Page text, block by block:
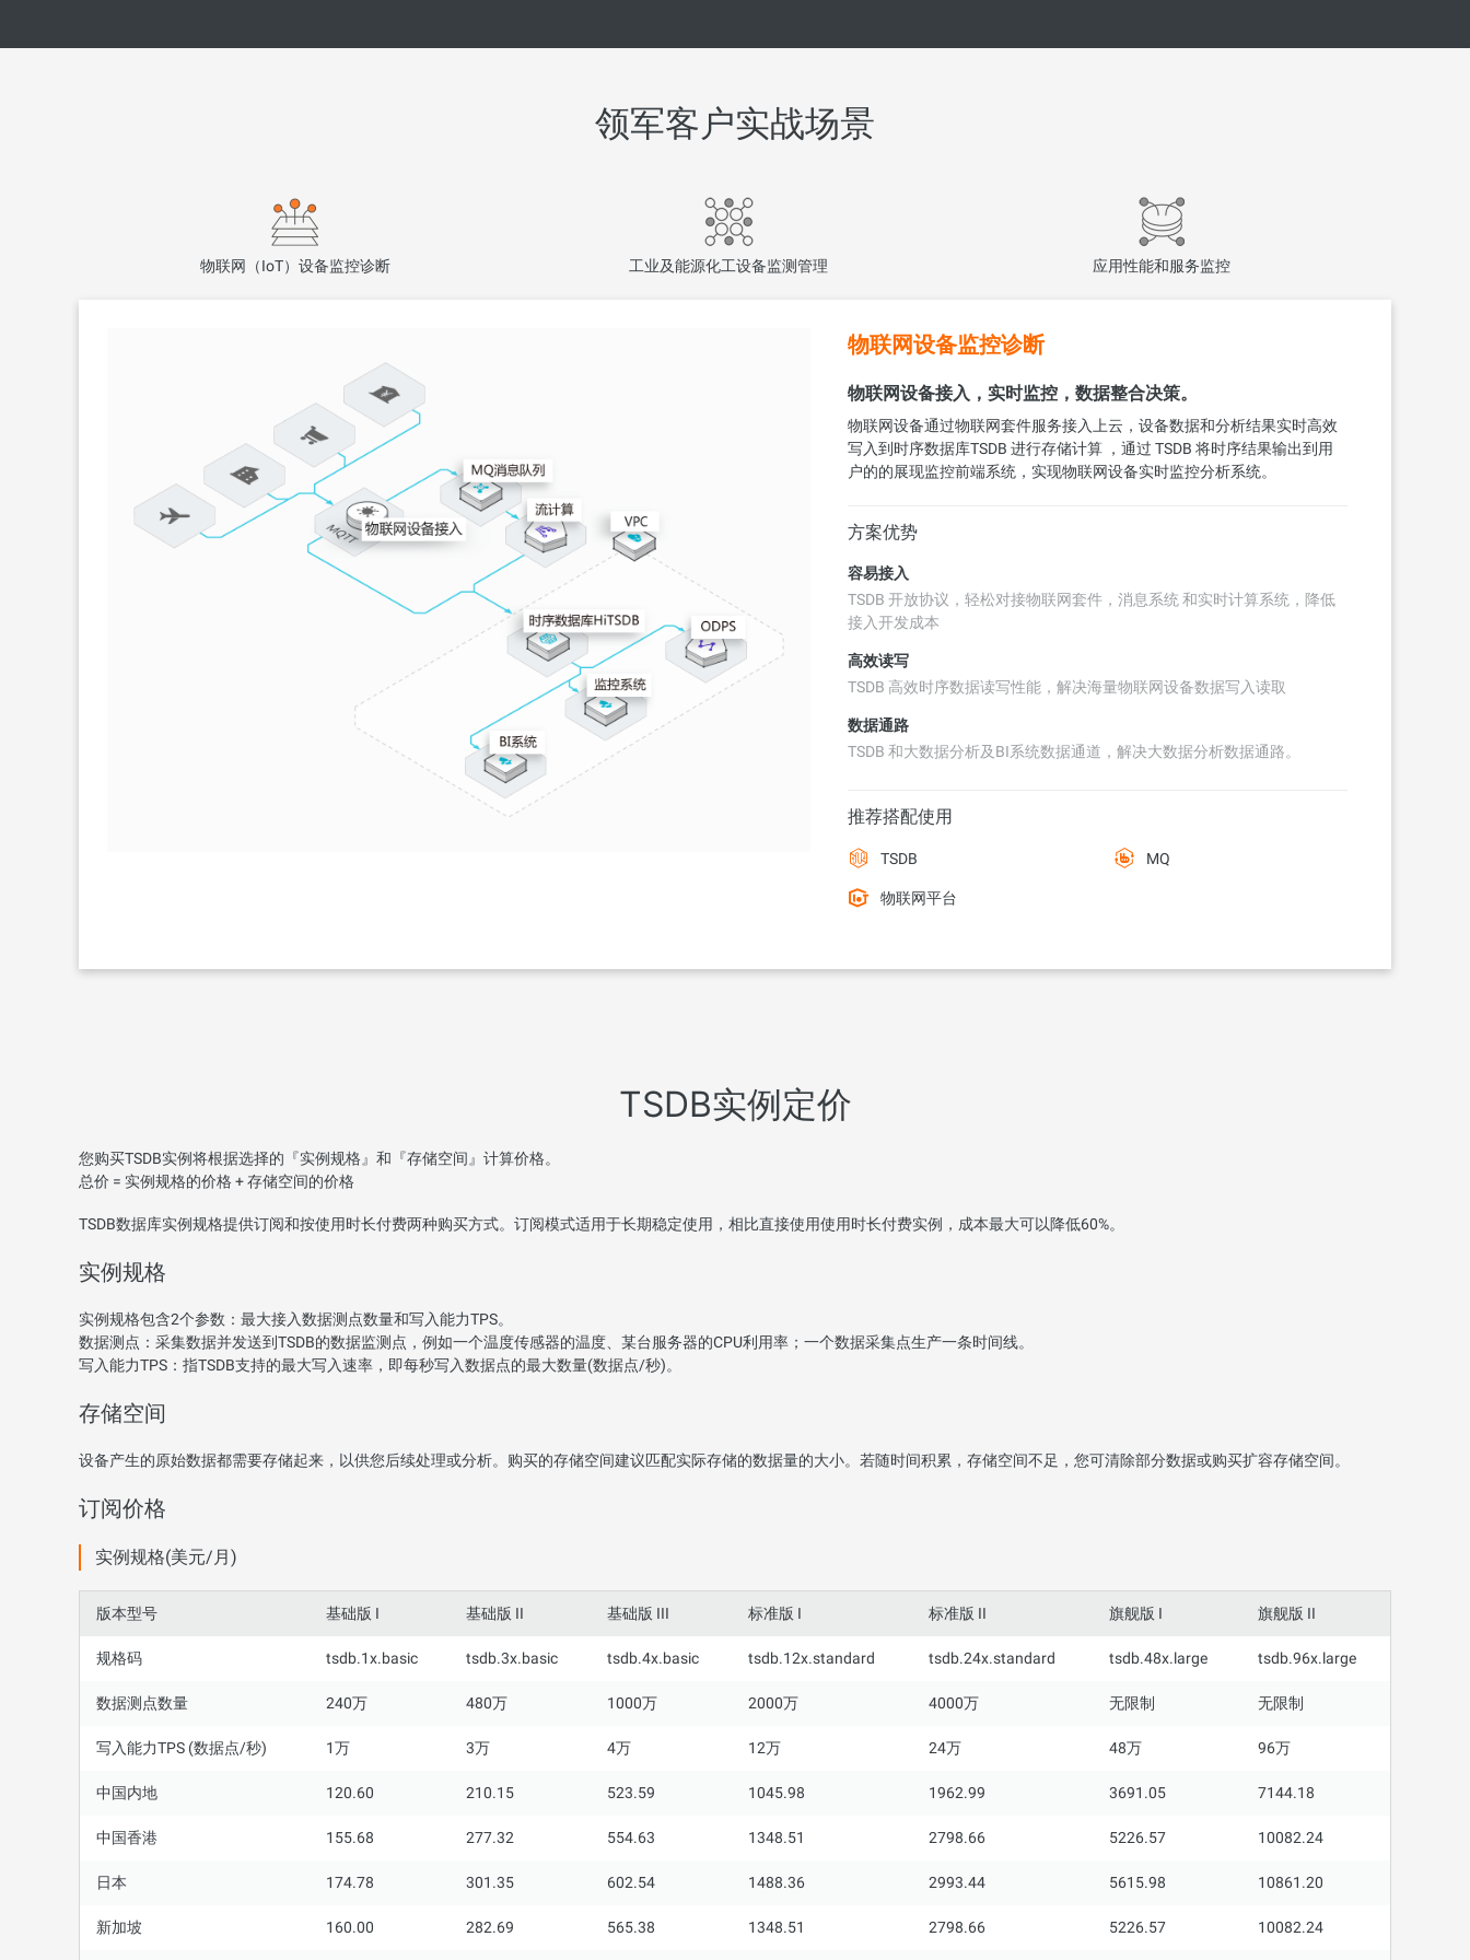
领军客户实战场景
物联网（IoT）设备监控诊断 工业及能源化工设备监测管理 应用性能和服务监控
物联网设备监控诊断
物联网设备接入，实时监控，数据整合决策。
物联网设备通过物联网套件服务接入上云，设备数据和分析结果实时高效
写入到时序数据库TSDB 进行存储计算 ，通过 TSDB 将时序结果输出到用
户的的展现监控前端系统，实现物联网设备实时监控分析系统。
方案优势
容易接入
TSDB 开放协议，轻松对接物联网套件，消息系统 和实时计算系统，降低
接入开发成本
高效读写
TSDB 高效时序数据读写性能，解决海量物联网设备数据写入读取
数据通路
TSDB 和大数据分析及BI系统数据通道，解决大数据分析数据通路。
推荐搭配使用
TSDB MQ
物联网平台
TSDB实例定价
您购买TSDB实例将根据选择的『实例规格』和『存储空间』计算价格。
总价 = 实例规格的价格 + 存储空间的价格
TSDB数据库实例规格提供订阅和按使用时长付费两种购买方式。订阅模式适用于长期稳定使用，相比直接使用使用时长付费实例，成本最大可以降低60%。
实例规格
实例规格包含2个参数：最大接入数据测点数量和写入能力TPS。
数据测点：采集数据并发送到TSDB的数据监测点，例如一个温度传感器的温度、某台服务器的CPU利用率；一个数据采集点生产一条时间线。
写入能力TPS：指TSDB支持的最大写入速率，即每秒写入数据点的最大数量(数据点/秒)。
存储空间
设备产生的原始数据都需要存储起来，以供您后续处理或分析。购买的存储空间建议匹配实际存储的数据量的大小。若随时间积累，存储空间不足，您可清除部分数据或购买扩容存储空间。
订阅价格
实例规格(美元/月)
版本型号 基础版 I 基础版 II 基础版 III 标准版 I 标准版 II 旗舰版 I 旗舰版 II
规格码 tsdb.1x.basic tsdb.3x.basic tsdb.4x.basic tsdb.12x.standard tsdb.24x.standard tsdb.48x.large tsdb.96x.large
数据测点数量 240万 480万 1000万 2000万 4000万 无限制 无限制
写入能力TPS (数据点/秒) 1万 3万 4万 12万 24万 48万 96万
中国内地 120.60 210.15 523.59 1045.98 1962.99 3691.05 7144.18
中国香港 155.68 277.32 554.63 1348.51 2798.66 5226.57 10082.24
日本 174.78 301.35 602.54 1488.36 2993.44 5615.98 10861.20
新加坡 160.00 282.69 565.38 1348.51 2798.66 5226.57 10082.24